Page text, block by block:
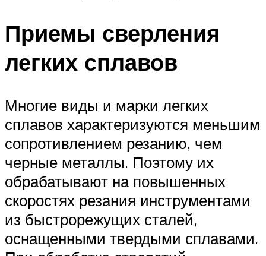
Приемы сверления
легких сплавов
Многие виды и марки легких
сплавов характеризуются меньшим
сопротивлением резанию, чем
черные металлы. Поэтому их
обрабатывают на повышенных
скоростях резания инструментами
из быстрорежущих сталей,
оснащенными твердыми сплавами.